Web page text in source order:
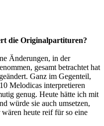
die Originalpartituren?
Änderungen, in der
gesamt betrachtet hat
Ganz im Gegenteil,
Melodicas interpretieren
genug. Heute hätte ich mit
würde sie auch umsetzen,
heute reif für so eine